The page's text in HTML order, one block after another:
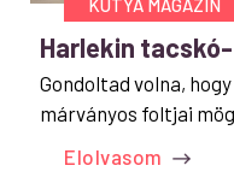
KUTYA MAGAZIN
Harlekin
Gondoltad volna,
márványos foltjai
Elolvasom